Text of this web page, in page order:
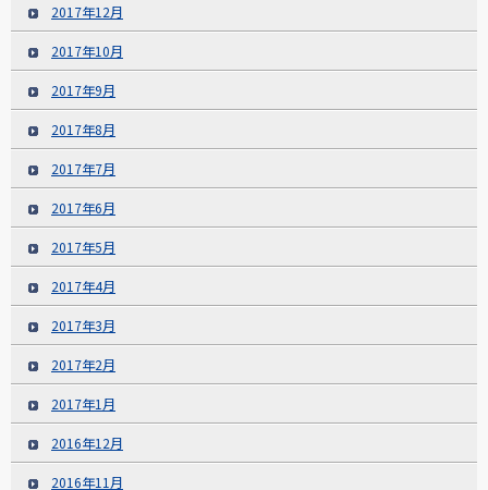
2017年12月
2017年10月
2017年9月
2017年8月
2017年7月
2017年6月
2017年5月
2017年4月
2017年3月
2017年2月
2017年1月
2016年12月
2016年11月